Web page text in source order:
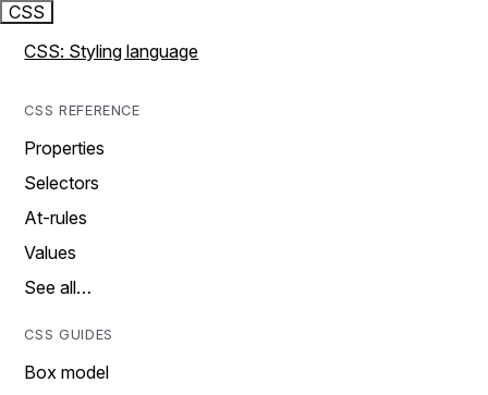
CSS
CSS: Styling language
CSS REFERENCE
Properties
Selectors
At-rules
Values
See all…
CSS GUIDES
Box model